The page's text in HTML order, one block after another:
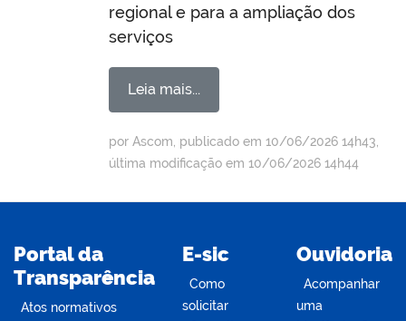
regional e para a ampliação dos
serviços
Leia mais...
por Ascom, publicado em 10/06/2026 14h43,
última modificação em 10/06/2026 14h44
Portal da
Transparência
Atos normativos
E-sic
Como
solicitar
Ouvidoria
Acompanhar
uma